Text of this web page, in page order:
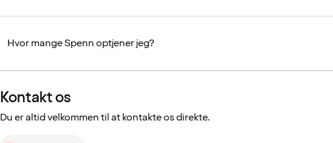
Hvor mange Spenn optjener jeg?
Kontakt os
Du er altid velkommen til at kontakte os direkte.